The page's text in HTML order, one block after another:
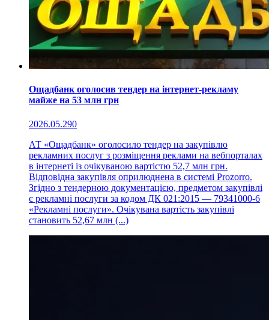
Ощадбанк оголосив тендер на інтернет-рекламу
майже на 53 млн грн
2026.05.290
АТ «Ощадбанк» оголосило тендер на закупівлю
рекламних послуг з розміщення реклами на вебпорталах
в інтернеті із очікуваною вартістю 52,7 млн грн.
Відповідна закупівля оприлюднена в системі Prozorro.
Згідно з тендерною документацією, предметом закупівлі
є рекламні послуги за кодом ДК 021:2015 — 79341000-6
«Рекламні послуги». Очікувана вартість закупівлі
становить 52,67 млн (...)